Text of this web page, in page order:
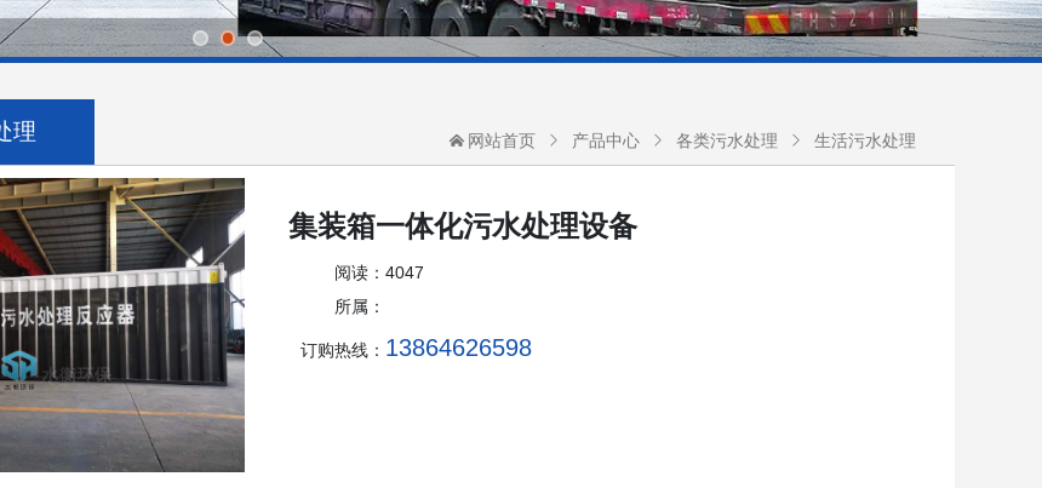
理 网站首页 产品中心 各类污水处理 生活污水处理
集装箱一体化污水处理设备
阅读： 4047
所属：
订购热线： 13864626598